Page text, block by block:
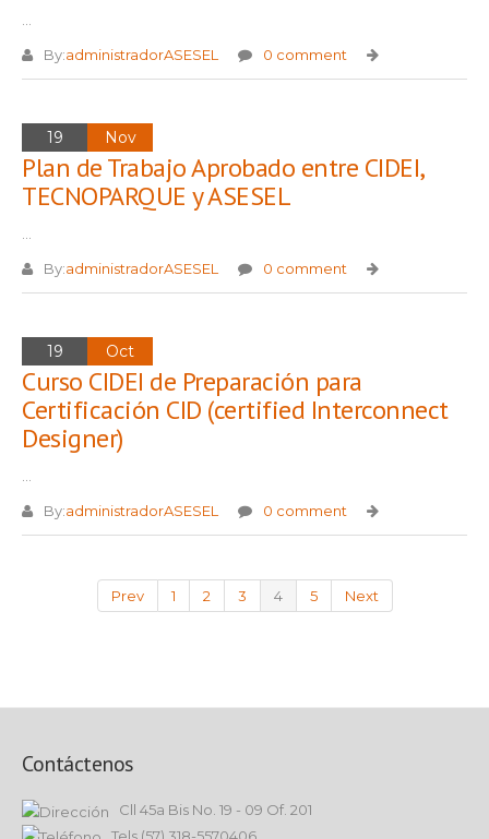
By:administradorASESEL 0 comment
19 Nov
Plan de Trabajo Aprobado entre CIDEI,
TECNOPARQUE y ASESEL
By:administradorASESEL 0 comment
19 Oct
Curso CIDEI de Preparación para
Certificación CID (certified Interconnect
Designer)
By:administradorASESEL 0 comment
Prev 1 2 3 4 5 Next
Contáctenos
Cll 45a Bis No. 19 - 09 Of. 201
Tels (57) 318-5570406